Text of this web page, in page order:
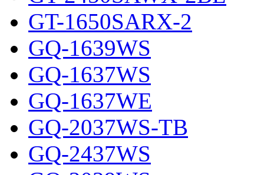
GT-1650SARX-2
GQ-1639WS
GQ-1637WS
GQ-1637WE
GQ-2037WS-TB
GQ-2437WS